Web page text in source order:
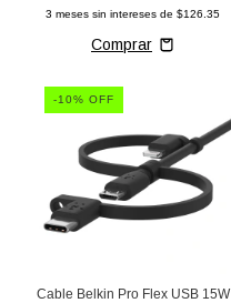
3 meses sin intereses de $126.35
-10% OFF
Cable Belkin Pro Flex USB 15W